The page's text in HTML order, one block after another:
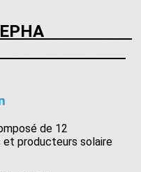
l’APEPHA
de 12
et producteurs solaire